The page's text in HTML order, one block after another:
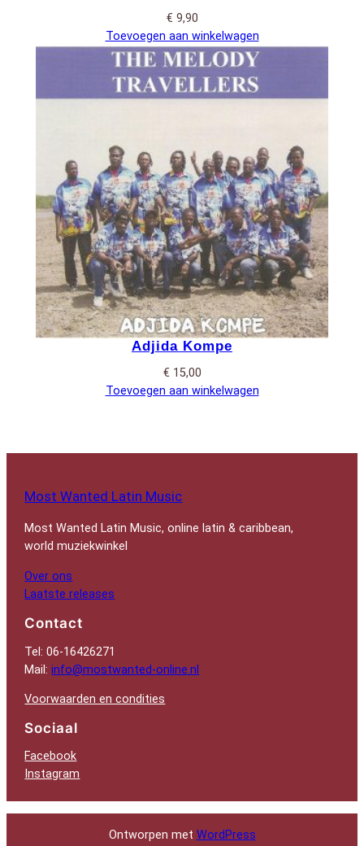
€ 9,90
Toevoegen aan winkelwagen
Adjida Kompe
€ 15,00
Toevoegen aan winkelwagen
Most Wanted Latin Music
Most Wanted Latin Music, online latin & caribbean,
world muziekwinkel
Over ons
Laatste releases
Contact
Tel: 06-16426271
Mail:info@mostwanted-online.nl
Voorwaarden en condities
Sociaal
Facebook
Instagram
Ontworpen met WordPress